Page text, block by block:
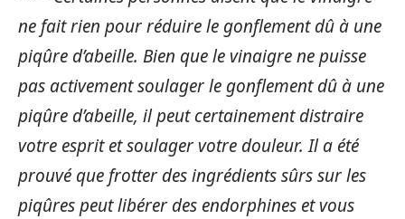
ne fait rien pour réduire le gonflement dû à une
piqûre d’abeille. Bien que le vinaigre ne puisse
pas activement soulager le gonflement dû à une
piqûre d’abeille, il peut certainement distraire
votre esprit et soulager votre douleur. Il a été
prouvé que frotter des ingrédients sûrs sur les
piqûres peut libérer des endorphines et vous